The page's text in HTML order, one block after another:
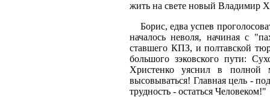
жить на свете новый Владимир
Борис, едва успев
началось неволя, начиная с
ставшего КПЗ, и полтавской
большого зэковского пути:
Христенко уяснил в полной
высовываться! Главная цель -
трудность - остаться Человеком!"